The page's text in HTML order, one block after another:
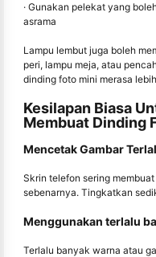
· Gunakan pelekat yang
asrama
Lampu lembut juga boleh
peri, lampu meja, atau
dinding foto mini merasa
Kesilapan Biasa
Membuat Dinding
Mencetak Gambar
Skrin telefon sering
sebenarnya. Tingkatkan
Menggunakan terlalu
Terlalu banyak warna atau